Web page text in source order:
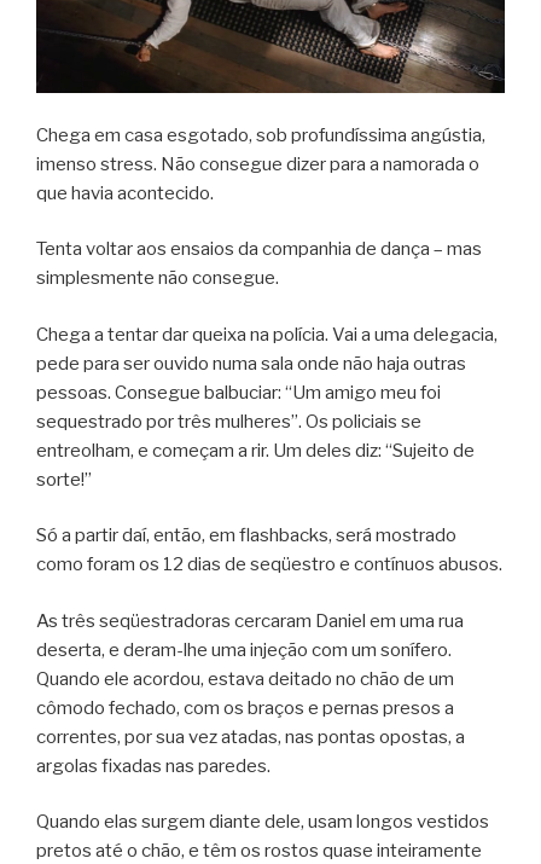
Chega em casa esgotado, sob profundíssima angústia,
imenso stress. Não consegue dizer para a namorada o
que havia acontecido.
Tenta voltar aos ensaios da companhia de dança – mas
simplesmente não consegue.
Chega a tentar dar queixa na polícia. Vai a uma delegacia,
pede para ser ouvido numa sala onde não haja outras
pessoas. Consegue balbuciar: “Um amigo meu foi
sequestrado por três mulheres”. Os policiais se
entreolham, e começam a rir. Um deles diz: “Sujeito de
sorte!”
Só a partir daí, então, em flashbacks, será mostrado
como foram os 12 dias de seqüestro e contínuos abusos.
As três seqüestradoras cercaram Daniel em uma rua
deserta, e deram-lhe uma injeção com um sonífero.
Quando ele acordou, estava deitado no chão de um
cômodo fechado, com os braços e pernas presos a
correntes, por sua vez atadas, nas pontas opostas, a
argolas fixadas nas paredes.
Quando elas surgem diante dele, usam longos vestidos
pretos até o chão, e têm os rostos quase inteiramente